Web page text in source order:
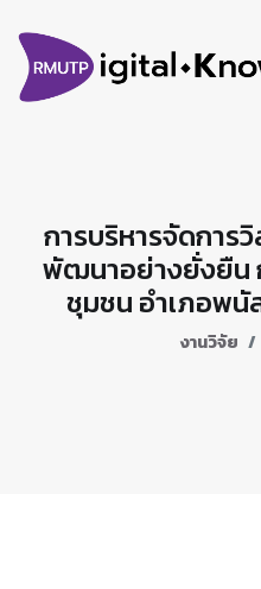
การบริหารจัดการ
พัฒนาอย่างยั่งยืน
ชุมชน อำเภอพ
งานวิจัย